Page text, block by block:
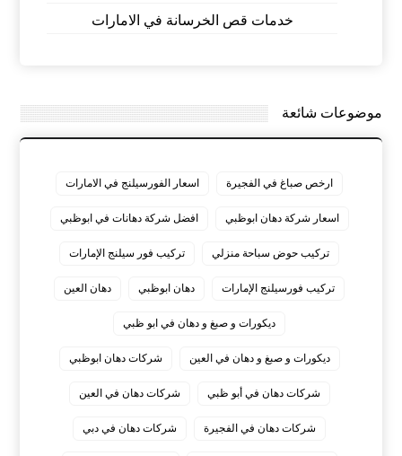
خدمات قص الخرسانة في الامارات
موضوعات شائعة
ارخص صباغ في الفجيرة اسعار الفورسيلنج في الامارات
اسعار شركة دهان ابوظبي افضل شركة دهانات في ابوظبي
تركيب حوض سباحة منزلي تركيب فور سيلنج الإمارات
تركيب فورسيلنج الإمارات دهان ابوظبي دهان العين
ديكورات و صبغ و دهان في ابو ظبي
ديكورات و صبغ و دهان في العين شركات دهان ابوظبي
شركات دهان في أبو ظبي شركات دهان في العين
شركات دهان في الفجيرة شركات دهان في دبي